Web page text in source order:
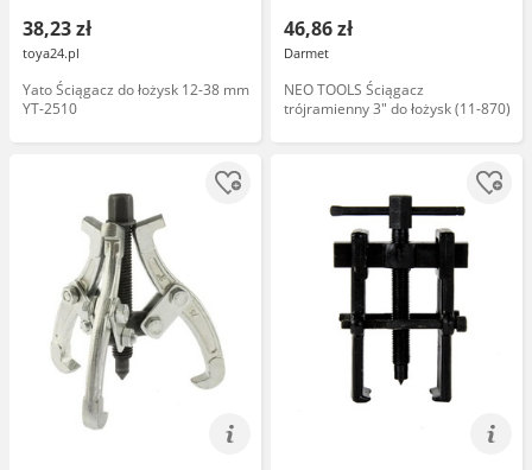
38,23 zł
toya24.pl
Yato Ściągacz do łożysk 12-38 mm
YT-2510
46,86 zł
Darmet
NEO TOOLS Ściągacz
trójramienny 3" do łożysk (11-870)